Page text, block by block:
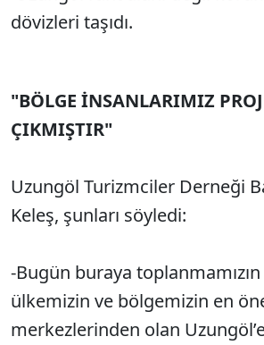
dövizleri taşıdı.
"BÖLGE İNSANLARIMIZ
ÇIKMIŞTIR"
Uzungöl Turizmciler Derneği
Keleş, şunları söyledi:
-Bugün buraya
ülkemizin ve bölgemizin en
merkezlerinden olan